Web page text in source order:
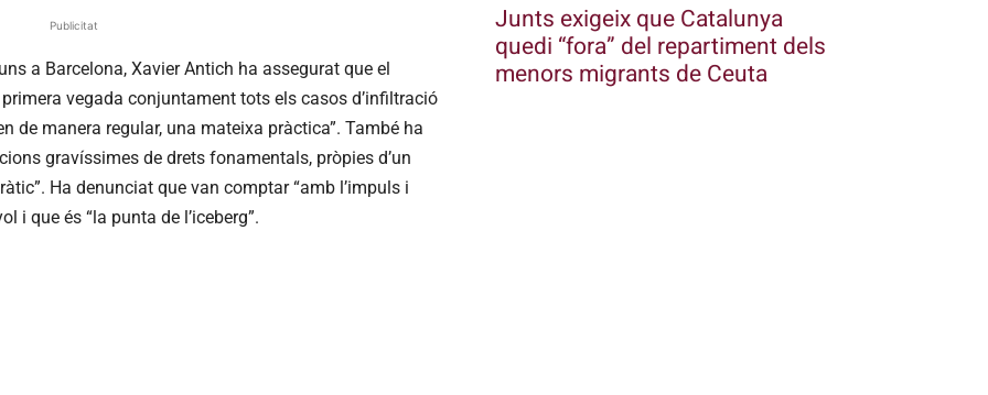
Publicitat
a Barcelona, Xavier Antich ha assegurat que el
primera vegada conjuntament tots els casos d’infiltració
de manera regular, una mateixa pràctica”. També ha
gravíssimes de drets fonamentals, pròpies d’un
Ha denunciat que van comptar “amb l’impuls i
i que és “la punta de l’iceberg”.
Junts exigeix que Catalunya
quedi “fora” del repartiment dels
menors migrants de Ceuta